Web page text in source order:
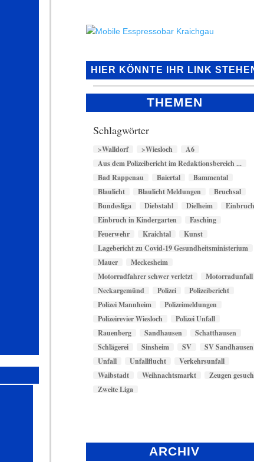
HIER KÖNNTE IHR LINK
THEMEN
Schlagwörter
>Walldorf >Wiesloch
A6
Aus dem Polizeibericht im Redaktionsbereich ...
Bad Rappenau
Baiertal
Bammental
Blaulicht
Blaulicht Meldungen
Bruchsal
Bundesliga
Diebstahl Dielheim
Einbruch in Kindergarten
Fasching
Feuerwehr
Kraichtal
Kunst
Lagebericht zu Covid-19 Gesundheitsministerium
Mauer
Meckesheim
Motorradfahrer schwer verletzt
Motorradunfall
Neckargemünd
Polizei
Polizeibericht
Polizei Mannheim
Polizeimeldungen
Polizeirevier Wiesloch
Polizei Unfall
Rauenberg
Sandhausen
Schatthausen
Schlägerei
Sinsheim SV
SV Sandhausen
Unfall
Unfallflucht
Verkehrsunfall
Waibstadt
Weihnachtsmarkt
Zeugen
Zweite Liga
ARCHIV